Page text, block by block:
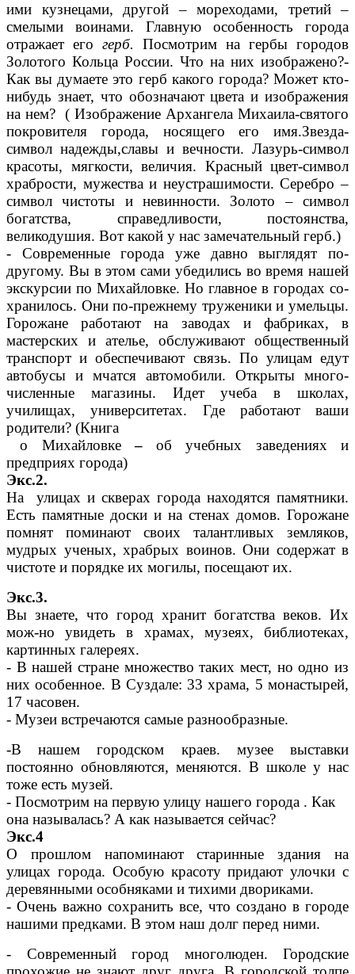
ими кузнецами, другой – мореходами, третий –
смелыми воинами. Главную особенность города
отражает его герб. Посмотрим на гербы городов
Золотого Кольца России. Что на них изображено?-
Как вы думаете это герб какого города? Может кто-
нибудь знает, что обозначают цвета и изображения
на нем? ( Изображение Архангела Михаила-святого
покровителя города, носящего его имя.Звезда-
символ надежды,славы и вечности. Лазурь-символ
красоты, мягкости, величия. Красный цвет-символ
храбрости, мужества и неустрашимости. Серебро –
символ чистоты и невинности. Золото – символ
богатства, справедливости, постоянства,
великодушия. Вот какой у нас замечательный герб.)
- Современные города уже давно выглядят по-
другому. Вы в этом сами убедились во время нашей
экскурсии по Михайловке. Но главное в городах со-
хранилось. Они по-прежнему труженики и умельцы.
Горожане работают на заводах и фабриках, в
мастерских и ателье, обслуживают общественный
транспорт и обеспечивают связь. По улицам едут
автобусы и мчатся автомобили. Открыты много-
численные магазины. Идет учеба в школах,
училищах, университетах. Где работают ваши
родители? (Книга
о Михайловке–об учебных заведениях и
предприях города)
Экс.2.
На улицах и скверах города находятся памятники.
Есть памятные доски и на стенах домов. Горожане
помнят поминают своих талантливых земляков,
мудрых ученых, храбрых воинов. Они содержат в
чистоте и порядке их могилы, посещают их.
Экс.3.
Вы знаете, что город хранит богатства веков. Их
мож-но увидеть в храмах, музеях, библиотеках,
картинных галереях.
- В нашей стране множество таких мест, но одно из
них особенное. В Суздале: 33 храма, 5 монастырей,
17 часовен.
- Музеи встречаются самые разнообразные.
-В нашем городском краев. музее выставки
постоянно обновляются, меняются. В школе у нас
тоже есть музей.
- Посмотрим на первую улицу нашего города . Как
она называлась? А как называется сейчас?
Экс.4
О прошлом напоминают старинные здания на
улицах города. Особую красоту придают улочки с
деревянными особняками и тихими двориками.
- Очень важно сохранить все, что создано в городе
нашими предками. В этом наш долг перед ними.
- Современный город многолюден. Городские